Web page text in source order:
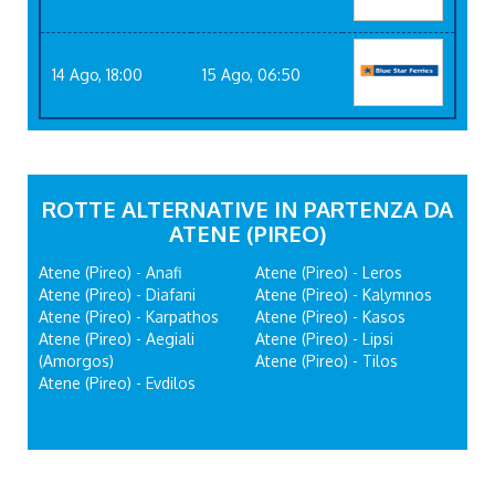
14 Ago, 18:00 15 Ago, 06:50
ROTTE ALTERNATIVE IN PARTENZA DA
ATENE (PIREO)
Atene (Pireo) - Anafi
Atene (Pireo) - Diafani
Atene (Pireo) - Karpathos
Atene (Pireo) - Aegiali
(Amorgos)
Atene (Pireo) - Evdilos
Atene (Pireo) - Leros
Atene (Pireo) - Kalymnos
Atene (Pireo) - Kasos
Atene (Pireo) - Lipsi
Atene (Pireo) - Tilos